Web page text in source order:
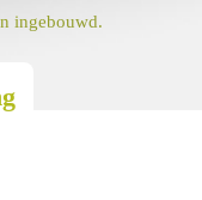
ingebouwd.